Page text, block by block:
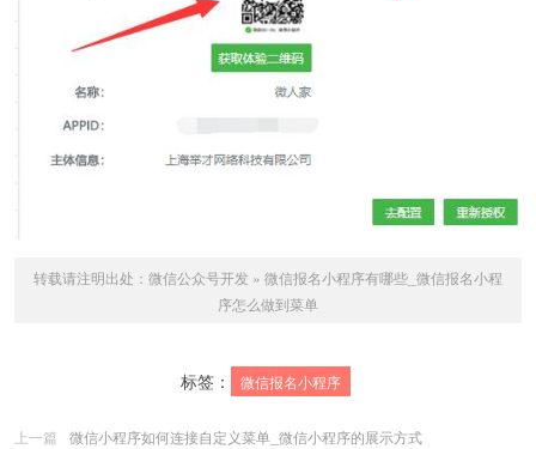
转载请注明出处： 微信公众号开发 » 微信报名小程序有哪些_微信报名小程
序怎么做到菜单
标签： 微信报名小程序
上一篇
微信小程序如何连接自定义菜单_微信小程序的展示方式